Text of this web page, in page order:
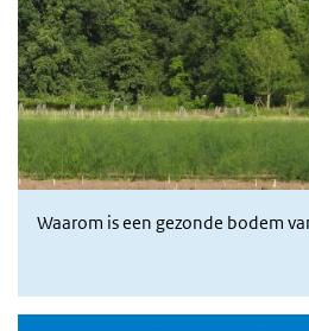
Waarom is een gezonde bodem